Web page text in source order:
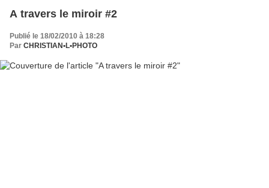
A travers le miroir #2
Publié le 18/02/2010 à 18:28
Par CHRISTIAN•L•PHOTO